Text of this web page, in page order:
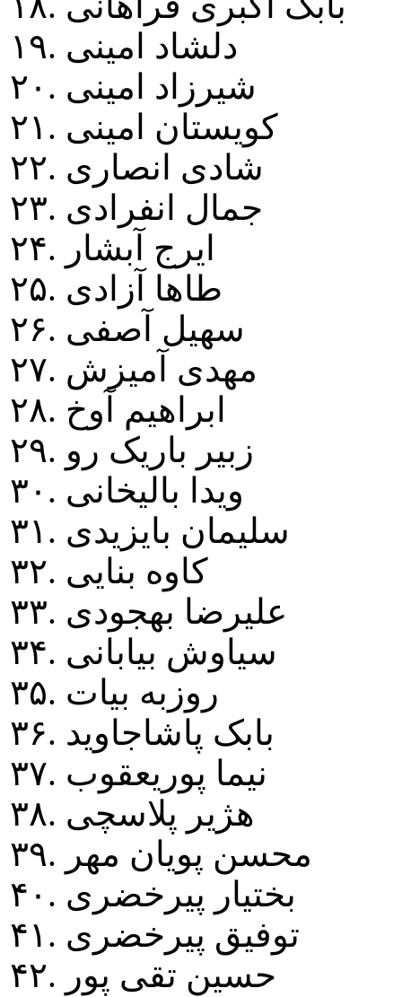
۱۹. دلشاد امينی
۲۰. شيرزاد امينی
۲۱. کويستان امينی
۲۲. شادی انصاری
۲۳. جمال انفرادی
۲۴. ايرج آبشار
۲۵. طاها آزادی
۲۶. سهيل آصفی
۲۷. مهدی آميزش
۲۸. ابراهيم آوخ
۲۹. زبير باريک رو
۳۰. ويدا باليخانی
۳۱. سليمان بايزيدی
۳۲. کاوه بنايی
۳۳. عليرضا بهجودی
۳۴. سياوش بيابانی
۳۵. روزبه بيات
۳۶. بابک پاشاجاويد
۳۷. نيما پوريعقوب
۳۸. هژير پلاسچی
۳۹. محسن پويان مهر
۴۰. بختيار پيرخضری
۴۱. توفيق پيرخضری
۴۲. حسين تقی پور